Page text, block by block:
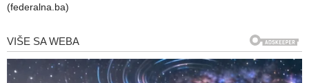
(federalna.ba)